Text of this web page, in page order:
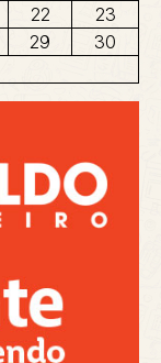
22
23
29
30